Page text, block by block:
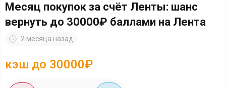
Месяц покупок за счёт Ленты: шанс
вернуть до 30000₽ баллами на Лента
2 месяца назад
кэш до 30000₽